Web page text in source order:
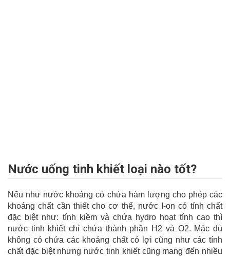
Nước uống tinh khiết loại nào tốt?
Nếu như nước khoáng có chứa hàm lượng cho phép các
khoáng chất cần thiết cho cơ thể, nước I-on có tính chất
đặc biệt như: tính kiềm và chứa hydro hoạt tính cao thì
nước tinh khiết chỉ chứa thành phần H2 và O2. Mặc dù
không có chứa các khoáng chất có lợi cũng như các tính
chất đặc biệt nhưng nước tinh khiết cũng mang đến nhiều